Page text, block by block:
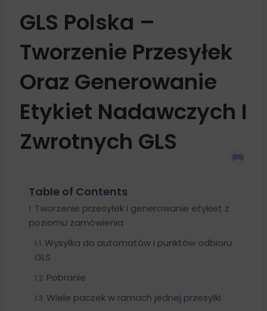
GLS Polska –
Tworzenie Przesyłek
Oraz Generowanie
Etykiet Nadawczych I
Zwrotnych GLS
Table of Contents
Tworzenie przesyłek i generowanie etykiet z
poziomu zamówienia
Wysyłka do automatów i punktów odbioru
GLS
Pobranie
Wiele paczek w ramach jednej przesyłki